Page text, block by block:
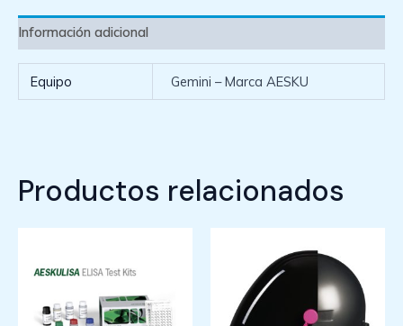
Información adicional
Equipo Gemini – Marca AESKU
Productos relacionados